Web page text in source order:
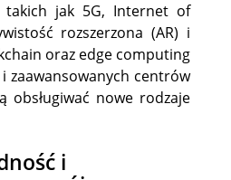
takich jak 5G, Internet of
rozszerzona (AR) i
oraz edge computing
zaawansowanych centrów
obsługiwać nowe rodzaje
i